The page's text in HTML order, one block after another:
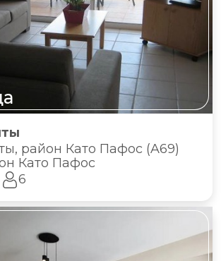
район Като Пафос (A69)
Като Пафос
6